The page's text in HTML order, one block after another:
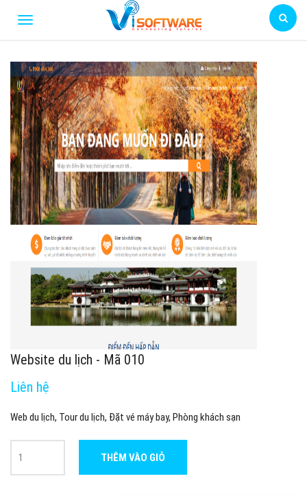
Website du lịch - Mã 010
Liên hệ
Web du lịch, Tour du lịch, Đặt vé máy bay, Phòng khách sạn
THÊM VÀO GIỎ